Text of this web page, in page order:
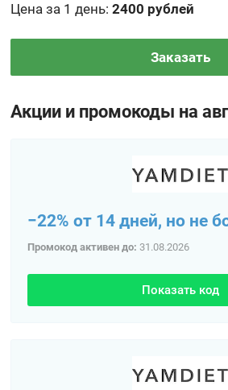
Цена за 1 день:2400 рублей
Заказать
Акции и промокоды на
−22% от 14 дней, но не
Промокод активен до: 31.08.2026
Показать код